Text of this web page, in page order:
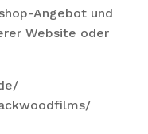
Angebot und
Website oder